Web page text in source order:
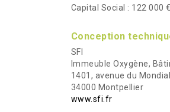
Capital Social : 122 000 €
Conception
SFI
Immeuble Oxygène,
1401, avenue du
34000 Montpellier
www.sfi.fr